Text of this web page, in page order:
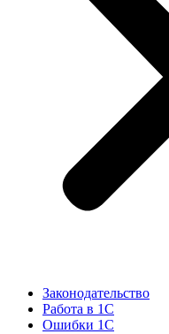
Законодательство
Работа в 1С
Ошибки 1С